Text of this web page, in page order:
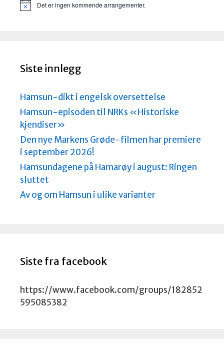
M
Det er ingen kommende arrangementer.
Siste innlegg
Hamsun-dikt i engelsk oversettelse
Hamsun-episoden til NRKs «Historiske
kjendiser»
Den nye Markens Grøde-filmen har premiere
i september 2026!
Hamsundagene på Hamarøy i august: Ringen
sluttet
Av og om Hamsun i ulike varianter
Siste fra facebook
https://www.facebook.com/groups/182852
595085382